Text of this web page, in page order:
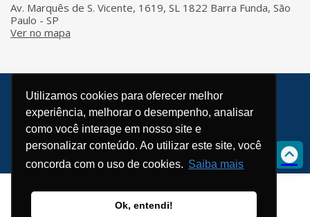
Utilizamos cookies para oferecer melhor
experiência, melhorar o desempenho, analisar
como você interage em nosso site e
personalizar conteúdo. Ao utilizar este site, você
concorda com o uso de cookies. Saiba mais
Ok, entendi!
Av. Marquês de S. Vicente, 1619, SL 1822 Barra Funda, São
Paulo - SP
Ver no mapa
© 2026 / ISMA - Todos os direitos reservados.
Política de Privacidade
Desenvolvido por